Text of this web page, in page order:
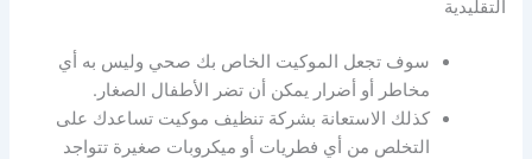
التقليدية
سوف تجعل الموكيت الخاص بك صحي وليس به أي
مخاطر أو أضرار يمكن أن تضر الأطفال الصغار.
كذلك الاستعانة بشركة تنظيف موكيت تساعدك على
التخلص من أي فطريات أو ميكروبات صغيرة تتواجد